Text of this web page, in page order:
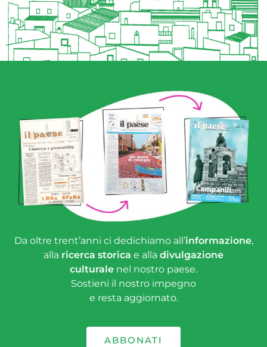
Da oltre trent’anni ci dedichiamo all’informazione,
alla ricerca storica e alla divulgazione
culturale nel nostro paese.
Sostieni il nostro impegno
e resta aggiornato.
ABBONATI